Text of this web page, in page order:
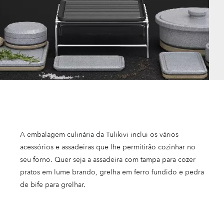
A embalagem culinária da Tulikivi inclui os vários
acessórios e assadeiras que lhe permitirão cozinhar no
seu forno. Quer seja a assadeira com tampa para cozer
pratos em lume brando, grelha em ferro fundido e pedra
de bife para grelhar.